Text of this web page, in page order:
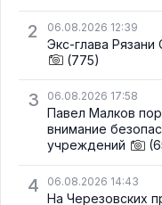
2 06.08.2026 12:39
Экс-глава
(775)
3 06.08.2026 17:58
Павел Малков
внимание
учреждений
4 06.08.2026 14:43
На Черезовских